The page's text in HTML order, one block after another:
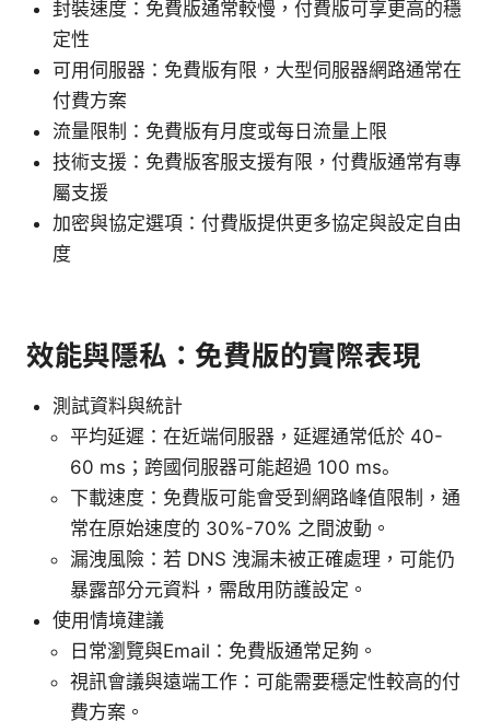
封裝速度：免費版通常較慢，付費版可享更高的穩
定性
可用伺服器：免費版有限，大型伺服器網路通常在
付費方案
流量限制：免費版有月度或每日流量上限
技術支援：免費版客服支援有限，付費版通常有專
屬支援
加密與協定選項：付費版提供更多協定與設定自由
度
效能與隱私：免費版的實際表現
測試資料與統計
平均延遲：在近端伺服器，延遲通常低於 40-
60 ms；跨國伺服器可能超過 100 ms。
下載速度：免費版可能會受到網路峰值限制，通
常在原始速度的 30%-70% 之間波動。
漏洩風險：若 DNS 洩漏未被正確處理，可能仍
暴露部分元資料，需啟用防護設定。
使用情境建議
日常瀏覽與Email：免費版通常足夠。
視訊會議與遠端工作：可能需要穩定性較高的付
費方案。